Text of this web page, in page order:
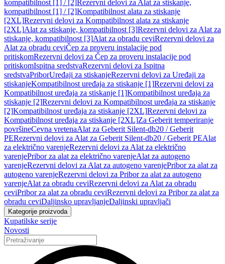
kompatibilnost [1] / [2]Rezervni delovi za Alat za stiskanje,
kompatibilnost [1] / [2]Kompatibilnost alata za stiskanje
[2XL]Rezervni delovi za Kompatibilnost alata za stiskanje
[2XL]Alat za stiskanje, kompatibilnost [3]Rezervni delovi za Alat za
stiskanje, kompatibilnost [3]Alat za obradu ceviRezervni delovi za
Alat za obradu ceviČep za proveru instalacije pod
pritiskomRezervni delovi za Čep za proveru instalacije pod
pritiskomIspitna sredstvaRezervni delovi za Ispitna
sredstvaPriborUređaji za stiskanjeRezervni delovi za Uređaji za
stiskanjeKompatibilnost uređaja za stiskanje [1]Rezervni delovi za
Kompatibilnost uređaja za stiskanje [1]Kompatibilnost uređaja za
stiskanje [2]Rezervni delovi za Kompatibilnost uređaja za stiskanje
[2]Kompatibilnost uređaja za stiskanje [2XL]Rezervni delovi za
Kompatibilnost uređaja za stiskanje [2XL]Za Geberit temperiranje
površineCevna vretenaAlat za Geberit Silent-db20 / Geberit
PERezervni delovi za Alat za Geberit Silent-db20 / Geberit PEAlat
za električno varenjeRezervni delovi za Alat za električno
varenjePribor za alat za električno varenjeAlat za autogeno
varenjeRezervni delovi za Alat za autogeno varenjePribor za alat za
autogeno varenjeRezervni delovi za Pribor za alat za autogeno
varenjeAlat za obradu ceviRezervni delovi za Alat za obradu
ceviPribor za alat za obradu ceviRezervni delovi za Pribor za alat za
obradu ceviDaljinsko upravljanjeDaljinski upravljači
Kategorije proizvoda
Kupatilske serije
Novosti